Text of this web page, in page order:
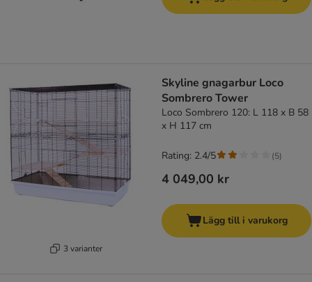
3 varianter
Skyline gnagarbur Loco
Sombrero Tower
Loco Sombrero 120: L 118 x B 58
x H 117 cm
4 049,00 kr
Rating: 2.4/5 (5)
Lägg till i varukorg